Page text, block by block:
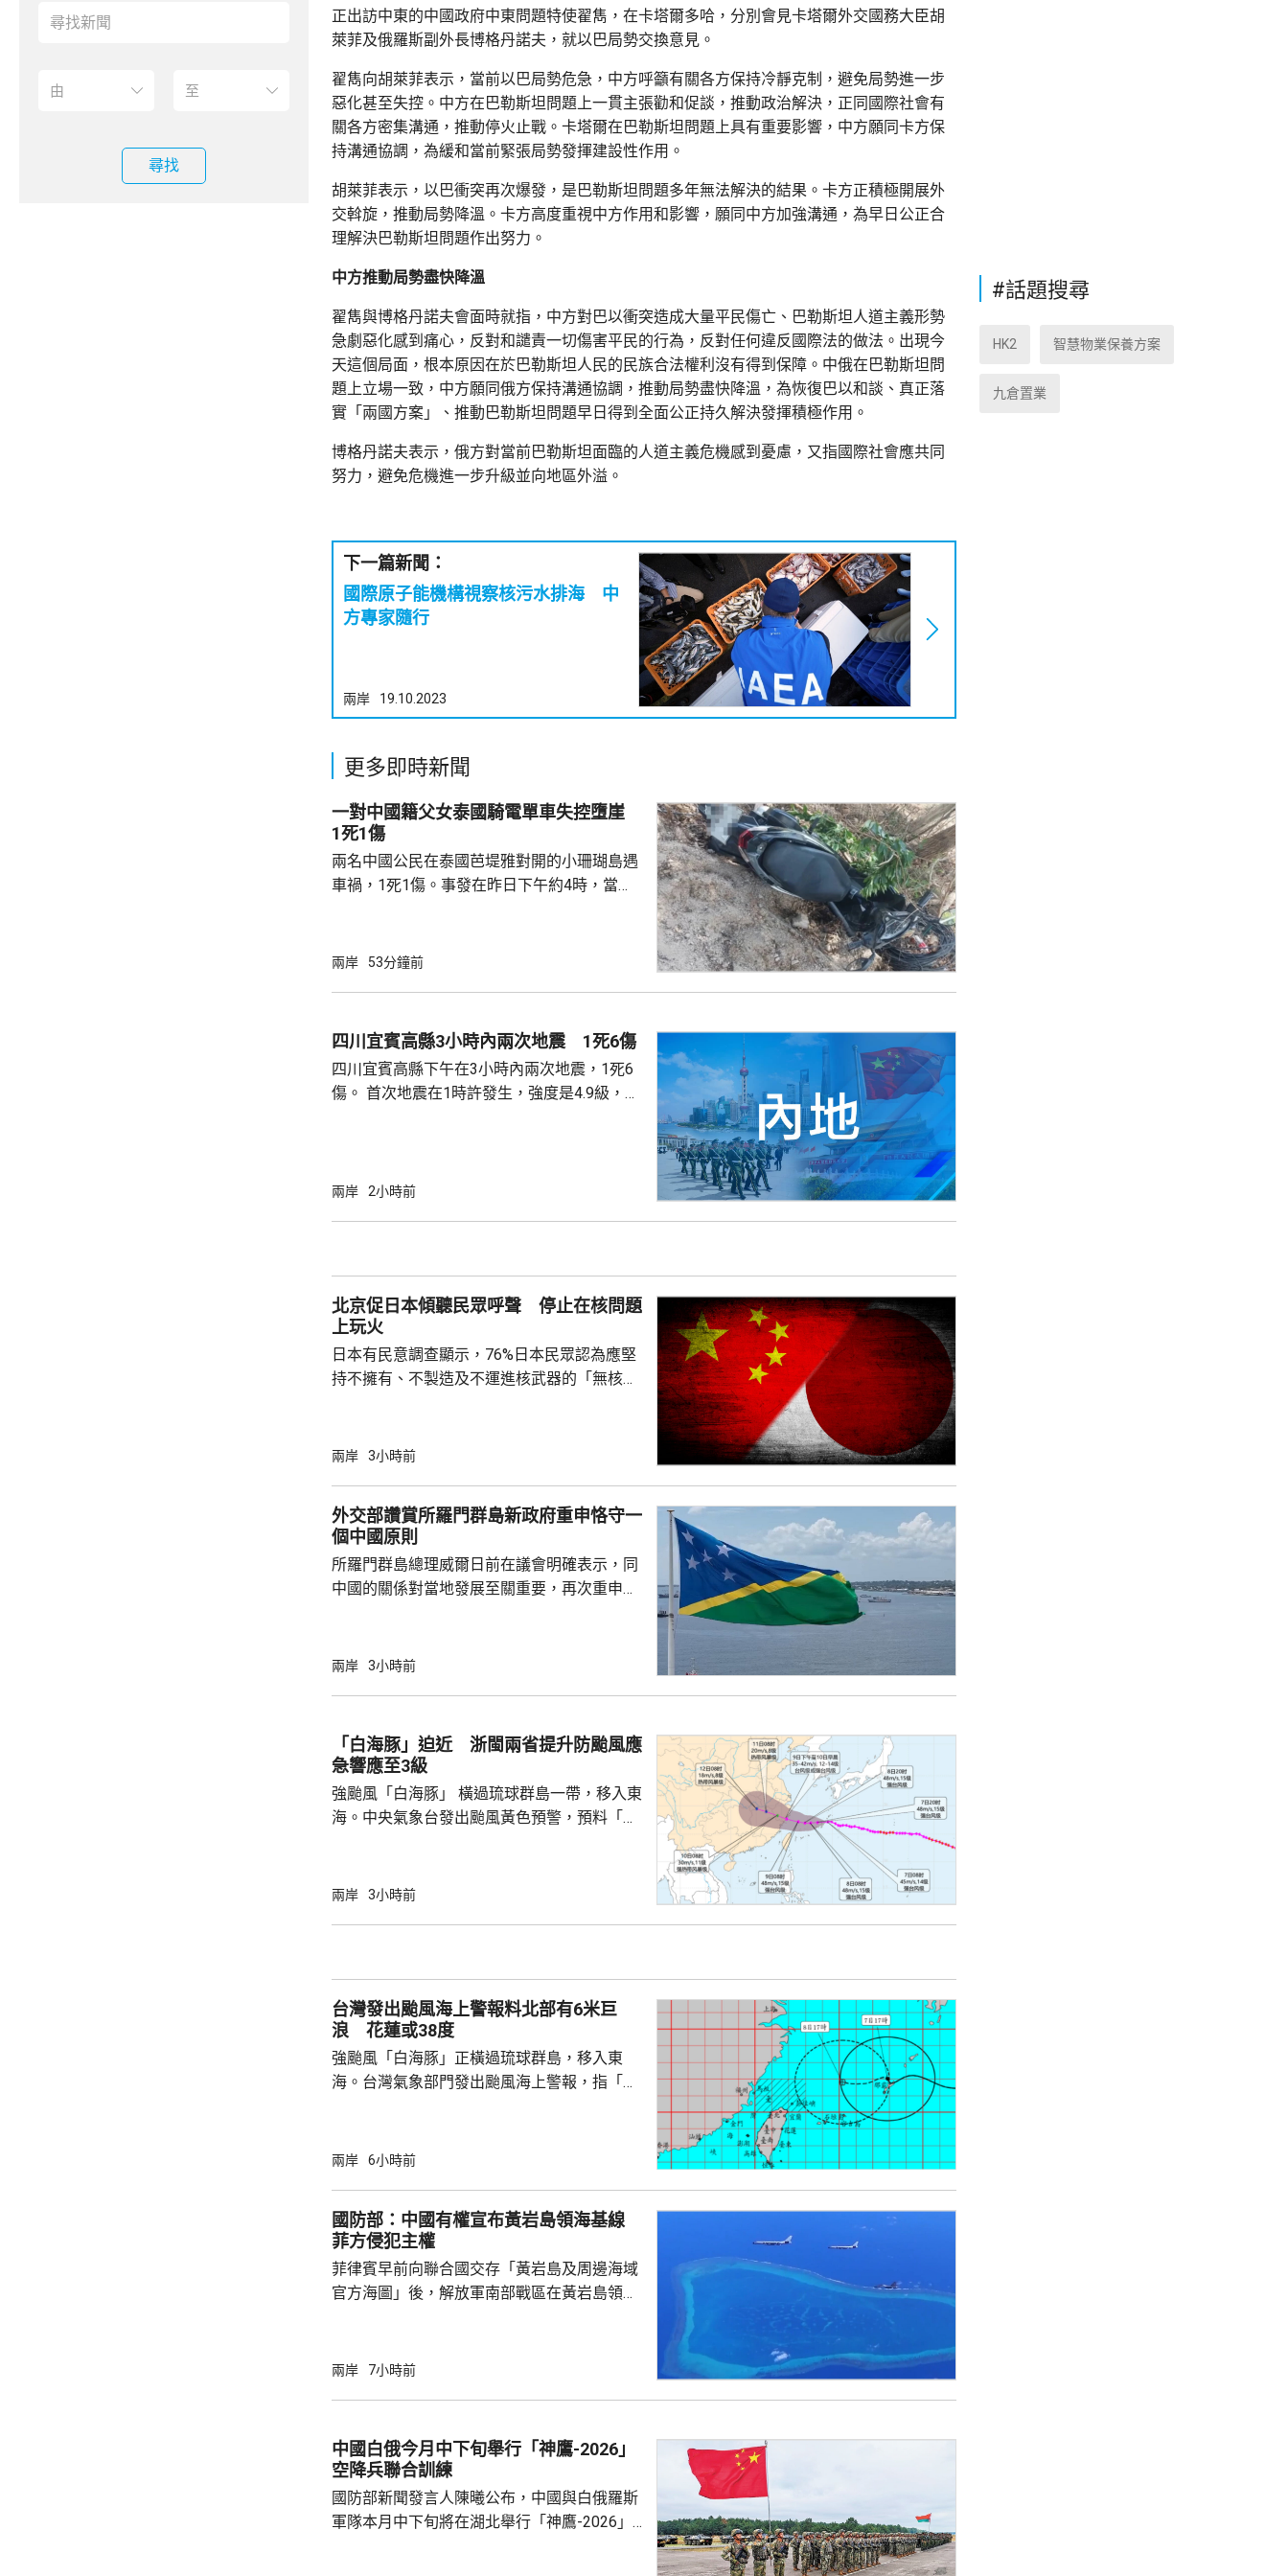
尋找
正出訪中東的中國政府中東問題特使翟雋，在卡塔爾多哈，分別會見卡塔爾外交國務大臣胡
萊菲及俄羅斯副外長博格丹諾夫，就以巴局勢交換意見。
翟雋向胡萊菲表示，當前以巴局勢危急，中方呼籲有關各方保持冷靜克制，避免局勢進一步
惡化甚至失控。中方在巴勒斯坦問題上一貫主張勸和促談，推動政治解決，正同國際社會有
關各方密集溝通，推動停火止戰。卡塔爾在巴勒斯坦問題上具有重要影響，中方願同卡方保
持溝通協調，為緩和當前緊張局勢發揮建設性作用。
胡萊菲表示，以巴衝突再次爆發，是巴勒斯坦問題多年無法解決的結果。卡方正積極開展外
交斡旋，推動局勢降溫。卡方高度重視中方作用和影響，願同中方加強溝通，為早日公正合
理解決巴勒斯坦問題作出努力。
中方推動局勢盡快降溫
翟雋與博格丹諾夫會面時就指，中方對巴以衝突造成大量平民傷亡、巴勒斯坦人道主義形勢
急劇惡化感到痛心，反對和譴責一切傷害平民的行為，反對任何違反國際法的做法。出現今
天這個局面，根本原因在於巴勒斯坦人民的民族合法權利沒有得到保障。中俄在巴勒斯坦問
題上立場一致，中方願同俄方保持溝通協調，推動局勢盡快降溫，為恢復巴以和談、真正落
實「兩國方案」、推動巴勒斯坦問題早日得到全面公正持久解決發揮積極作用。
博格丹諾夫表示，俄方對當前巴勒斯坦面臨的人道主義危機感到憂慮，又指國際社會應共同
努力，避免危機進一步升級並向地區外溢。
下一篇新聞：
國際原子能機構視察核污水排海 中
方專家隨行
兩岸 19.10.2023
更多即時新聞
一對中國籍父女泰國騎電單車失控墮崖
1死1傷
兩名中國公民在泰國芭堤雅對開的小珊瑚島遇
車禍，1死1傷。事發在昨日下午約4時，當地
歲父親當場死亡，年約30歲的女兒受傷送院救
後，已聯繫辦案警局及醫院，要求積極救治傷
者，妥善保存死者遺體。使館已聯繫死者在國
內的親屬，將為家屬在泰國善後提...
兩岸 53分鐘前
四川宜賓高縣3小時內兩次地震 1死6傷
四川宜賓高縣下午在3小時內兩次地震，1死6
傷。 首次地震在1時許發生，強度是4.9級，4
部緊急調集17支救援力量合共180多人救災。
兩岸 2小時前
北京促日本傾聽民眾呼聲 停止在核問題
上玩火
日本有民意調查顯示，76%日本民眾認為應堅
持不擁有、不製造及不運進核武器的「無核三
言人林劍回應指，民調結果充分反映日本主流
圖突破「無核三原則」，暴露出日本右翼勢力
日益膨脹的政治、軍事野心，是拿一億多日本
人民的未來豪賭。 林劍指出，民心不...
兩岸 3小時前
外交部讚賞所羅門群島新政府重申恪守一
個中國原則
所羅門群島總理威爾日前在議會明確表示，同
中國的關係對當地發展至關重要，再次重申所
個中國，台灣是中國領土不可分割的一部分，
為深化彼此合作提供了必要條件。 林劍表示，
中方願同所羅門群島持續深化新時代相互尊
國...
兩岸 3小時前
「白海豚」迫近 浙閩兩省提升防颱風應
急響應至3級
強颱風「白海豚」 橫過琉球群島一帶，移入東
海。中央氣象台發出颱風黃色預警，預料「白
午及下午4時，提升防颱風應急響應至三級。
域避風，泉州以北19條客渡運航線已停航。
浙江省氣象台預料「白海豚」有較...
兩岸 3小時前
台灣發出颱風海上警報料北部有6米巨
浪 花蓮或38度
強颱風「白海豚」正橫過琉球群島，移入東
海。台灣氣象部門發出颱風海上警報，指「白
岸、蘭嶼、綠島、恆春半島及馬祖易有湧浪，
門又指，受颱風外圍環流沉降影響，台灣多地
天氣高溫炎熱，宜蘭縣及花蓮縣可能出現焚風
現象，花蓮縣可能出現攝氏38度高溫，台北
市...
兩岸 6小時前
國防部：中國有權宣布黃岩島領海基線
菲方侵犯主權
菲律賓早前向聯合國交存「黃岩島及周邊海域
官方海圖」後，解放軍南部戰區在黃岩島領
被菲方批評是非法行為。 國防部新聞發言人陳
據國際法宣布黃岩島領海基線的國家，譴責菲
方行徑嚴重侵犯中國領土主權，違反國際法與
國際關係基本準則，非法無效，而中方組織...
兩岸 7小時前
中國白俄今月中下旬舉行「神鷹-2026」
空降兵聯合訓練
國防部新聞發言人陳曦公布，中國與白俄羅斯
軍隊本月中下旬將在湖北舉行「神鷹-2026」
#話題搜尋
HK2 智慧物業保養方案
九倉置業